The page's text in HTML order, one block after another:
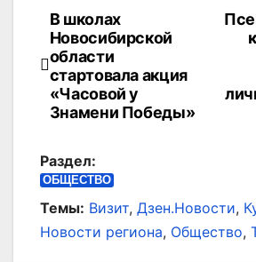
Навигация
по
записям
В школах
Новосибирской
области
стартовала акция
«Часовой у
Знамени Победы»
Раздел:
ОБЩЕСТВО
Темы: Визит, Дзен.Новости,
Новости региона, Общество,